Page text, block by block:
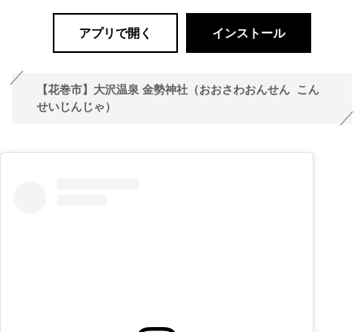
アプリで開く インストール
【花巻市】大沢温泉 金勢神社（おおさわおんせん こん
せいじんじゃ）